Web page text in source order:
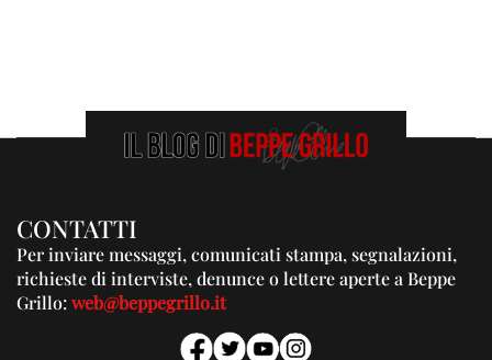
CONTATTI
Per inviare messaggi, comunicati stampa, segnalazioni,
richieste di interviste, denunce o lettere aperte a Beppe
Grillo:web@beppegrillo.it